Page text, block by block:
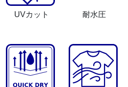
UVカット 耐水圧